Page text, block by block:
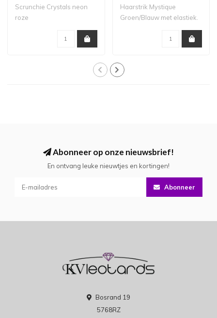
Scrunchie Crystals neon
roze
Haarstrik Mystique
Groen/Blauw met elastiek.
Abonneer op onze nieuwsbrief!
En ontvang leuke nieuwtjes en kortingen!
Abonneer
Bosrand 19
5768RZ